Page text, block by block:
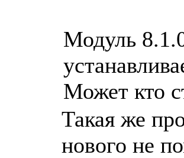
Модуль
Может кто
Такая же
нового не